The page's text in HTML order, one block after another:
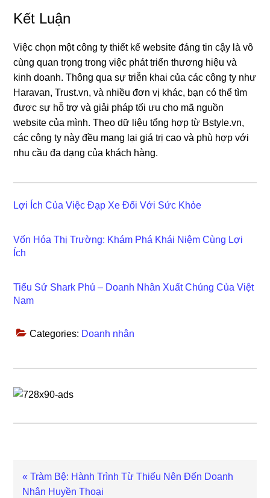
Kết Luận
Việc chọn một công ty thiết kế website đáng tin cậy là vô
cùng quan trọng trong việc phát triển thương hiệu và
kinh doanh. Thông qua sự triễn khai của các công ty như
Haravan, Trust.vn, và nhiều đơn vị khác, bạn có thể tìm
được sự hỗ trợ và giải pháp tối ưu cho mã nguồn
website của mình. Theo dữ liệu tổng hợp từ Bstyle.vn,
các công ty này đều mang lại giá trị cao và phù hợp với
nhu cầu đa dạng của khách hàng.
Lợi Ích Của Việc Đạp Xe Đối Với Sức Khỏe
Vốn Hóa Thị Trường: Khám Phá Khái Niệm Cùng Lợi
Ích
Tiểu Sử Shark Phú – Doanh Nhân Xuất Chúng Của Việt
Nam
Categories: Doanh nhân
Previous
Post:
« Tràm Bệ: Hành Trình Từ Thiếu Nên Đến Doanh
Nhân Huyền Thoại